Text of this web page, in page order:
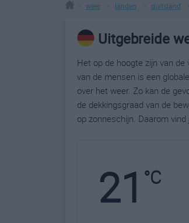
weer landen duitsland
Uitgebreide
Het op de hoogte zijn van
van de mensen is een
over het weer. Zo kan de
de dekkingsgraad van de
op zonneschijn. Daarom
21 °C